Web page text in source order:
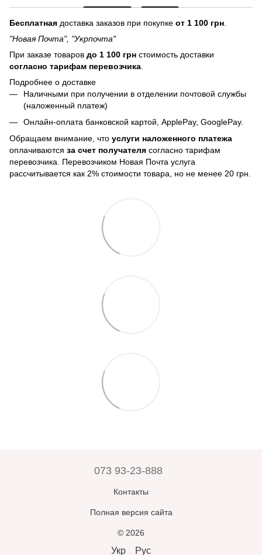
Бесплатная доставка заказов при покупке от 1 100 грн
"Новая Почта", "Укрпочта"
При заказе товаров до 1 100 грн стоимость доставки
согласно тарифам перевозчика
Подробнее о доставке
Наличными при получении в отделении почтовой службы
(наложенный платеж)
Онлайн-оплата банковской картой, ApplePay, GooglePay.
Обращаем внимание, что услуги наложенного платежа
оплачиваются за счет получателя согласно тарифам
перевозчика. Перевозчиком Новая Почта услуга
рассчитывается как 2% стоимости товара, но не менее 20 грн.
073 93-23-888
Контакты
Полная версия сайта
© 2026
Укр Рус